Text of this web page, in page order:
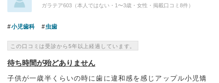
ガラテア603（本人ではない・1〜3歳・女性・掲載口コミ8件）
小児歯科 虫歯
この口コミは受診から5年以上経過しています。
待ち時間が殆どありません
子供が一歳半くらいの時に歯に違和感を感じアップル小児矯